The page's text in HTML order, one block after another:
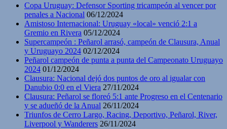
Copa Uruguay: Defensor Sporting tricampeón al vencer por
penales a Nacional 06/12/2024
Amistoso Internacional: Uruguay «local» venció 2:1 a
Gremio en Rivera 05/12/2024
Supercampeón : Peñarol arrasó, campeón de Clausura, Anual
y Uruguayo 2024 02/12/2024
Peñarol campeón de punta a punta del Campeonato Uruguayo
2024 01/12/2024
Clausura: Nacional dejó dos puntos de oro al igualar con
Danubio 0:0 en el Viera 27/11/2024
Clausura: Peñarol se floreó 5:1 ante Progreso en el Centenario
y se adueñó de la Anual 26/11/2024
Triunfos de Cerro Largo, Racing, Deportivo, Peñarol, River,
Liverpool y Wanderers 26/11/2024